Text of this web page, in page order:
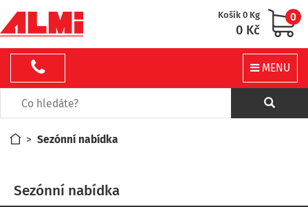
Košík 0 Kg
0 Kč
0
MENU
> Sezónní nabídka
Sezónní nabídka